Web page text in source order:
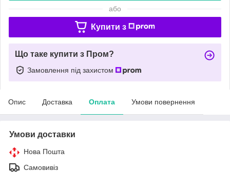
або
Купити з
Що таке купити з Пром?
Замовлення під захистом
Опис Доставка Оплата Умови повернення
Умови доставки
Нова Пошта
Самовивіз